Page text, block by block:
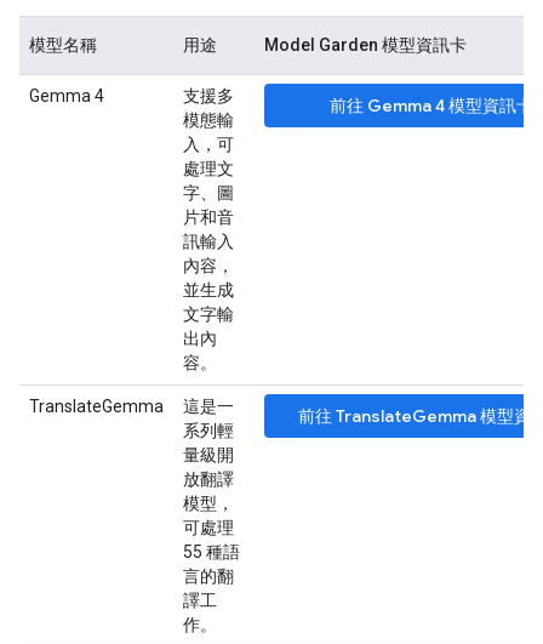
模型名稱 用途 Model Garden 模型資訊卡
Gemma 4
支援多
模態輸
入，可
處理文
字、圖
片和音
訊輸入
內容，
並生成
文字輸
出內
容。
前往 Gemma 4 模型資訊卡
TranslateGemma
這是一
系列輕
量級開
放翻譯
模型，
可處理
55 種語
言的翻
譯工
作。
前往 TranslateGemma 模型資